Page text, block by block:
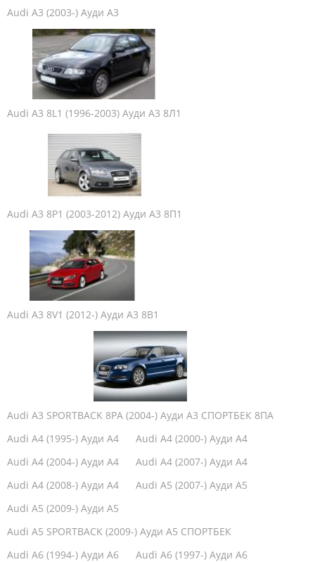
Audi A3 (2003-) Ауди А3
Audi A3 8L1 (1996-2003) Ауди А3 8Л1
Audi A3 8P1 (2003-2012) Ауди А3 8П1
Audi A3 8V1 (2012-) Ауди А3 8В1
Audi A3 SPORTBACK 8PA (2004-) Ауди А3 СПОРТБЕК 8ПА
Audi A4 (1995-) Ауди А4
Audi A4 (2000-) Ауди А4
Audi A4 (2004-) Ауди А4
Audi A4 (2007-) Ауди А4
Audi A4 (2008-) Ауди А4
Audi A5 (2007-) Ауди А5
Audi A5 (2009-) Ауди А5
Audi A5 SPORTBACK (2009-) Ауди А5 СПОРТБЕК
Audi A6 (1994-) Aуди А6
Audi A6 (1997-) Ауди А6